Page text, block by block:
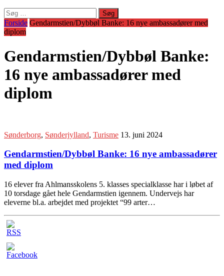
Søg
efter:
Forside Gendarmstien/Dybbøl Banke: 16 nye ambassadører med
diplom
Gendarmstien/Dybbøl Banke:
16 nye ambassadører med
diplom
Sønderborg, Sønderjylland, Turisme 13. juni 2024
Gendarmstien/Dybbøl Banke: 16 nye ambassadører
med diplom
16 elever fra Ahlmansskolens 5. klasses specialklasse har i løbet af
10 torsdage gået hele Gendarmstien igennem. Undervejs har
eleverne bl.a. arbejdet med projektet “99 arter…